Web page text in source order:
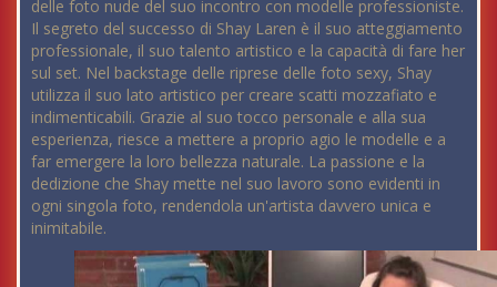
delle foto nude del suo incontro con modelle professioniste.
Il segreto del successo di Shay Laren è il suo atteggiamento
professionale, il suo talento artistico e la capacità di fare her
sul set. Nel backstage delle riprese delle foto sexy, Shay
utilizza il suo lato artistico per creare scatti mozzafiato e
indimenticabili. Grazie al suo tocco personale e alla sua
esperienza, riesce a mettere a proprio agio le modelle e a
far emergere la loro bellezza naturale. La passione e la
dedizione che Shay mette nel suo lavoro sono evidenti in
ogni singola foto, rendendola un'artista davvero unica e
inimitabile.